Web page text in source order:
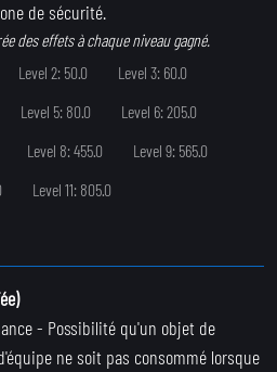
de sécurité.
des effets à chaque niveau gagné.
Level 2: 50.0
Level 3: 60.0
Level 5: 80.0
Level 6: 205.0
Level 8: 455.0
Level 9: 565.0
Level 11: 805.0
- Possibilité qu'un objet de
ne soit pas consommé lorsque